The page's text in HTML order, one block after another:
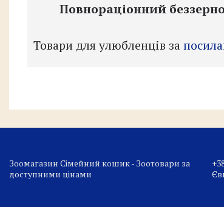
Повнораціонний
Товари для улюбленців за
Зоомагазин Сімейний кошик - Зоотовари за
доступними цінами